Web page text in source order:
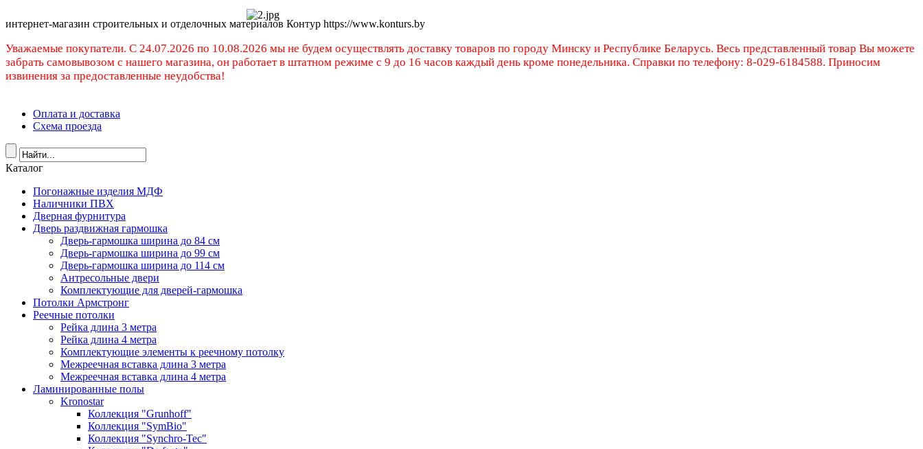
интернет-магазин строительных и отделочных материалов Контур https://www.konturs.by
Уважаемые покупатели. C 24.07.2026 по 10.08.2026 мы не будем осуществлять доставку товаров по городу Минску и Республике Беларусь. Весь представленный товар Вы можете
забрать самовывозом с нашего магазина, он работает в штатном режиме с 9 до 16 часов каждый день кроме понедельника. Справки по телефону: 8-029-6184588. Приносим
извинения за предоставленные неудобства!
Оплата и доставка
Схема проезда
Каталог
Погонажные изделия МДФ
Наличники ПВХ
Дверная фурнитура
Дверь раздвижная гармошка
Дверь-гармошка ширина до 84 см
Дверь-гармошка ширина до 99 см
Дверь-гармошка ширина до 114 см
Антресольные двери
Комплектующие для дверей-гармошка
Потолки Армстронг
Реечные потолки
Рейка длина 3 метра
Рейка длина 4 метра
Комплектующие элементы к реечному потолку
Межреечная вставка длина 3 метра
Межреечная вставка длина 4 метра
Ламинированные полы
Kronostar
Коллекция "Grunhoff"
Коллекция "SymBio"
Коллекция "Synchro-Tec"